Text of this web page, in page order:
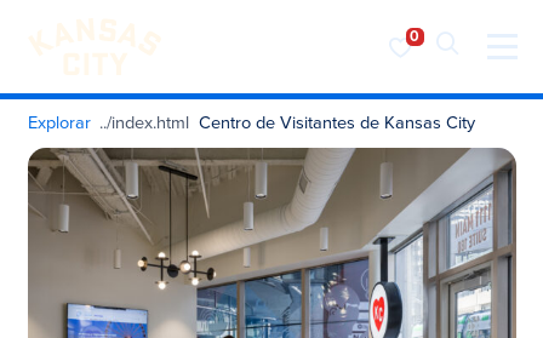
Visite o KC
Saltar para o conteúdo
Explorar Centro de Visitantes de Kansas City